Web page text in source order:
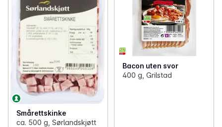
Smårettskinke
ca. 500 g, Sørlandskjøtt
Bacon uten svor
400 g, Grilstad